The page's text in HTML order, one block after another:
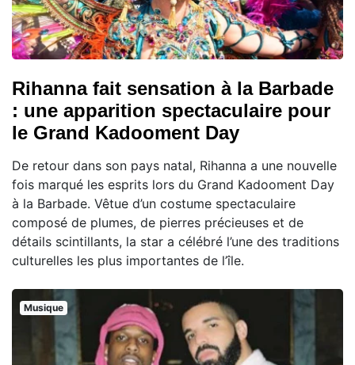
Rihanna fait sensation à la Barbade
: une apparition spectaculaire pour
le Grand Kadooment Day
De retour dans son pays natal, Rihanna a une nouvelle
fois marqué les esprits lors du Grand Kadooment Day
à la Barbade. Vêtue d’un costume spectaculaire
composé de plumes, de pierres précieuses et de
détails scintillants, la star a célébré l’une des traditions
culturelles les plus importantes de l’île.
Musique